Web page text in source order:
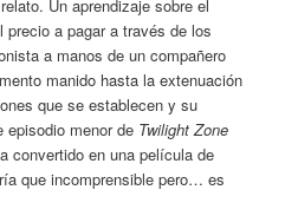
Un aprendizaje sobre el
a pagar a través de los
a manos de un compañero
manido hasta la extenuación
que se establecen y su
episodio menor de Twilight Zone
convertido en una película de
que incomprensible pero… es